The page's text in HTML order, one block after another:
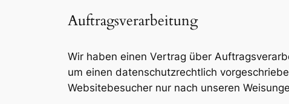
Auftragsverarbeitung
Wir haben einen Vertrag über
um einen datenschutzrechtlich
Websitebesucher nur nach unseren